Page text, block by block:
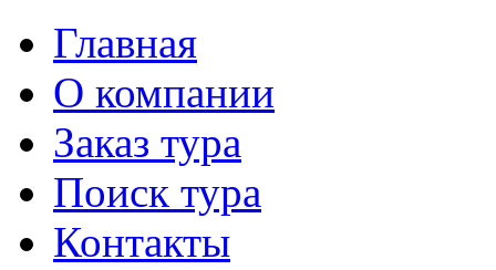
Главная
О компании
Заказ тура
Поиск тура
Контакты